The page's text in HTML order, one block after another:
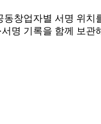
동창업자별 서명 위
명 기록을 함께 보